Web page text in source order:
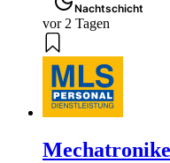
Nachtschicht
vor 2 Tagen